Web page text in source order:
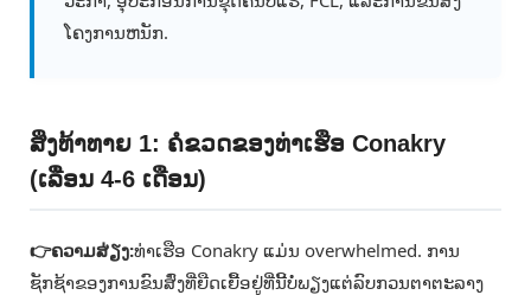
ໂຄງການຫນັກ.
ສິ່ງທ້າທາຍ 1: ຄໍຂວດຂອງທ່າເຮືອ Conakry
(ເລື່ອນ 4-6 ເດືອນ)
👉ຄວາມສ່ຽງ:ທ່າເຮືອ Conakry ແມ່ນ overwhelmed. ການ
ຊັກຊ້າຂອງການຂົນສົ່ງທີ່ຍືດເຍື້ອຢູ່ທີ່ນີ້ບໍ່ພຽງແຕ່ລົບກວນຕາຕະລາງ